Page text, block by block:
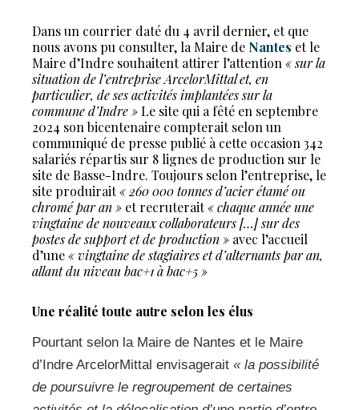
Dans un courrier daté du 4 avril dernier, et que
nous avons pu consulter, la Maire de Nantes et le
Maire d’Indre souhaitent attirer l’attention « sur la
situation de l’entreprise ArcelorMittal et, en
particulier, de ses activités implantées sur la
commune d’Indre »Le site qui a fêté en septembre
2024 son bicentenaire compterait selon un
communiqué de presse publié à cette occasion 342
salariés répartis sur 8 lignes de production sur le
site de Basse-Indre. Toujours selon l’entreprise, le
site produirait« 260 000 tonnes d’acier étamé ou
chromé par an » et recruterait« chaque année une
vingtaine de nouveaux collaborateurs […] sur des
postes de support et de production » avec l’accueil
d’une« vingtaine de stagiaires et d’alternants par an,
allant du niveau bac+1 à bac+5 »
Une réalité toute autre selon les élus
Pourtant selon la Maire de Nantes et le Maire
d’Indre ArcelorMittal envisagerait « la possibilité
de poursuivre le regroupement de certaines